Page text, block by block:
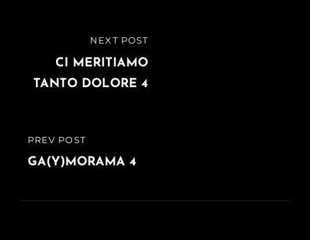
Navigazione
articoli
PREVIOUS
POST
PREV POST
GA(Y)MORAMA 4
POST
NEXT POST
CI MERITIAMO
TANTO DOLORE 4